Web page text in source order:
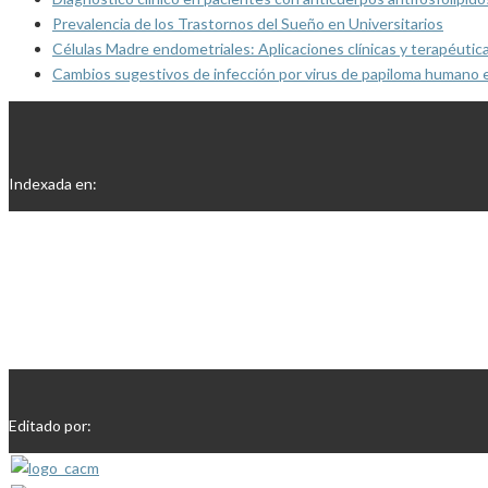
Prevalencia de los Trastornos del Sueño en Universitarios
Células Madre endometriales: Aplicaciones clínicas y
Cambios sugestivos de infección por virus de papiloma
Indexada en:
Editado por: